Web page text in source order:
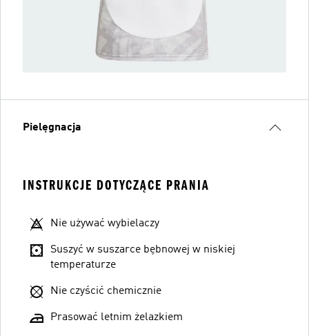
Pielęgnacja
INSTRUKCJE DOTYCZĄCE PRANIA
Nie używać wybielaczy
Suszyć w suszarce bębnowej w niskiej
temperaturze
Nie czyścić chemicznie
Prasować letnim żelazkiem